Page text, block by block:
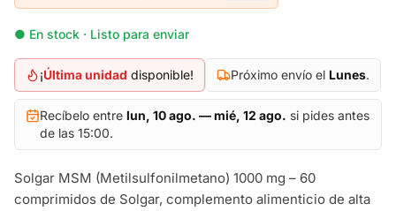
● En stock · Listo para enviar
¡Última unidad disponible! Próximo envío el Lunes.
Recíbelo entre lun, 10 ago. — mié, 12 ago. si pides antes
de las 15:00.
Solgar MSM (Metilsulfonilmetano) 1000 mg – 60
comprimidos de Solgar, complemento alimenticio de alta